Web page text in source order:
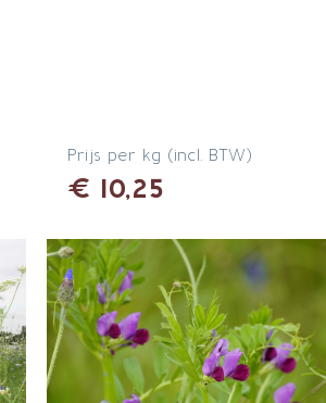
Prijs per kg (incl. BTW)
€ 10,25